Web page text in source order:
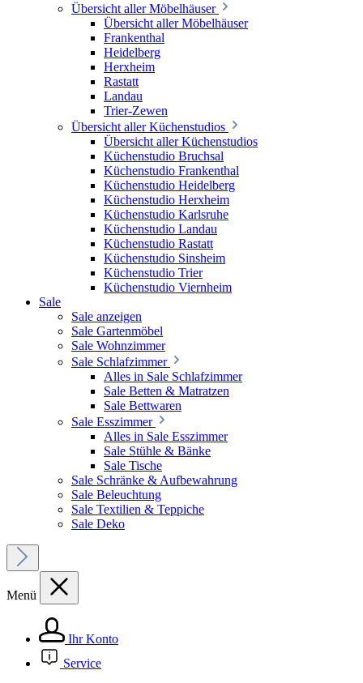
Übersicht aller Möbelhäuser
Übersicht aller Möbelhäuser
Frankenthal
Heidelberg
Herxheim
Rastatt
Landau
Trier-Zewen
Übersicht aller Küchenstudios
Übersicht aller Küchenstudios
Küchenstudio Bruchsal
Küchenstudio Frankenthal
Küchenstudio Heidelberg
Küchenstudio Herxheim
Küchenstudio Karlsruhe
Küchenstudio Landau
Küchenstudio Rastatt
Küchenstudio Sinsheim
Küchenstudio Trier
Küchenstudio Viernheim
Sale
Sale anzeigen
Sale Gartenmöbel
Sale Wohnzimmer
Sale Schlafzimmer
Alles in Sale Schlafzimmer
Sale Betten & Matratzen
Sale Bettwaren
Sale Esszimmer
Alles in Sale Esszimmer
Sale Stühle & Bänke
Sale Tische
Sale Schränke & Aufbewahrung
Sale Beleuchtung
Sale Textilien & Teppiche
Sale Deko
Menü
Ihr Konto
Service